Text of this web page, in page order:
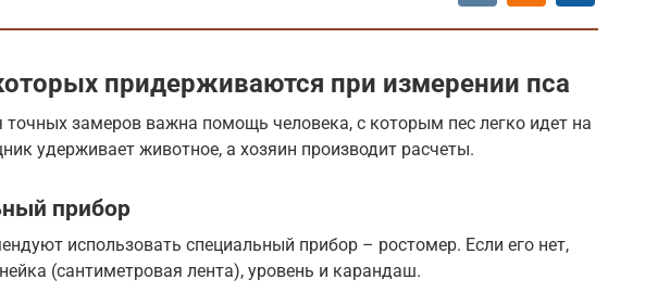
придерживаются при измерении пса
точных замеров важна помощь человека, с которым пес легко идет на
удерживает животное, а хозяин производит расчеты.
прибор
использовать специальный прибор – ростомер. Если его нет,
(сантиметровая лента), уровень и карандаш.